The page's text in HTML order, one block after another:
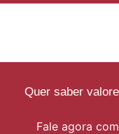
Quer saber
Fale agora